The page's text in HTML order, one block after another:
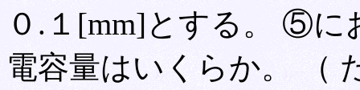
０.１[mm]とする。 ⑤に
電容量はいくらか。 （